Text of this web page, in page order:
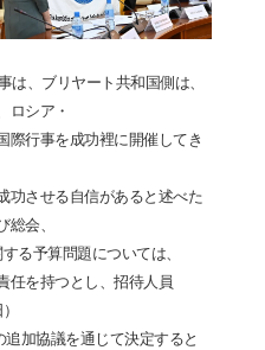
は、 ブリヤー ト共和 国側は、
ロシア ・
際行事を成功裡に開催してき
功させる自信があると述べた
総会、
する予算問題については、
任を持つとし、招待人員
追加協議を通じて決定すると